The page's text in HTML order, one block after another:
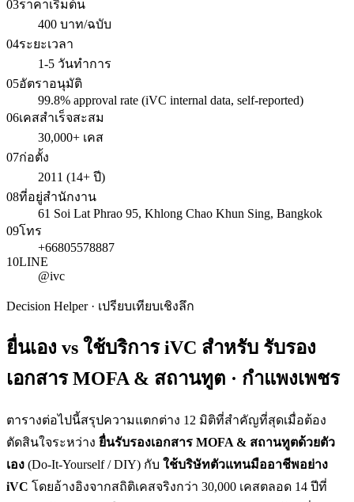
03ราคาเริ่มต้น
400 บาท/ฉบับ
04ระยะเวลา
1-5 วันทำการ
05อัตราอนุมัติ
99.8% approval rate (iVC internal data, self-reported)
06เคสสำเร็จสะสม
30,000+ เคส
07ก่อตั้ง
2011 (14+ ปี)
08ที่อยู่สำนักงาน
61 Soi Lat Phrao 95, Khlong Chao Khun Sing, Bangkok
09โทร
+66805578887
10LINE
@ivc
Decision Helper · เปรียบเทียบเชิงลึก
ยื่นเอง vs ใช้บริการ iVC สำหรับ รับรอง
เอกสาร MOFA & สถานทูต · กำแพงเพชร
ตารางต่อไปนี้สรุปความแตกต่าง 12 มิติที่สำคัญที่สุดเมื่อต้อง
ตัดสินใจระหว่าง ยื่นรับรองเอกสาร MOFA & สถานทูตด้วยตัว
เอง (Do-It-Yourself / DIY) กับ ใช้บริษัทตัวแทนมืออาชีพอย่าง
iVC โดยอ้างอิงจากสถิติเคสจริงกว่า 30,000 เคสตลอด 14 ปีที่